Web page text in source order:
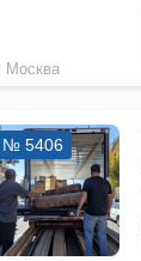
Москва
№ 5406